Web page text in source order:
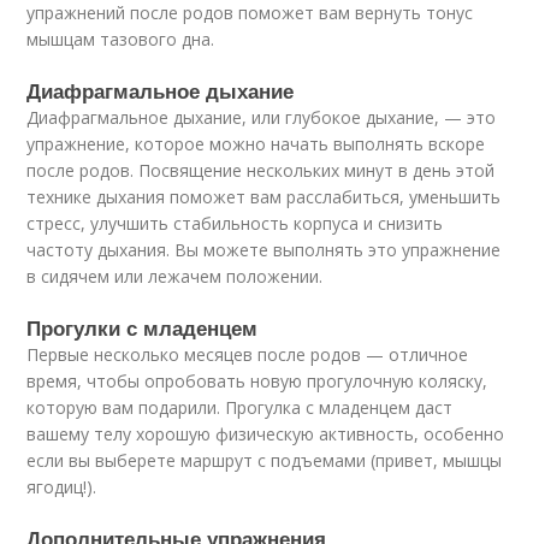
упражнений после родов поможет вам вернуть тонус
мышцам тазового дна.
Диафрагмальное дыхание
Диафрагмальное дыхание, или глубокое дыхание, — это
упражнение, которое можно начать выполнять вскоре
после родов. Посвящение нескольких минут в день этой
технике дыхания поможет вам расслабиться, уменьшить
стресс, улучшить стабильность корпуса и снизить
частоту дыхания. Вы можете выполнять это упражнение
в сидячем или лежачем положении.
Прогулки с младенцем
Первые несколько месяцев после родов — отличное
время, чтобы опробовать новую прогулочную коляску,
которую вам подарили. Прогулка с младенцем даст
вашему телу хорошую физическую активность, особенно
если вы выберете маршрут с подъемами (привет, мышцы
ягодиц!).